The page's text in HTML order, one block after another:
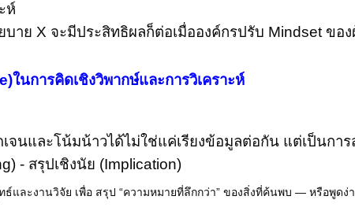
ห์
บาย X จะมีประสิทธิผลก็ต่อเมื่อองค์กรปรับ Mindset ของ
ในการคิดเชิงวิพากษ์และการวิเคราะห์
จนและโน้มน้าวได้ไม่ใช่แค่เรียงข้อมูลต่อกัน แต่เป็นการ
- สรุปเชิงนัย (Implication)
ธ์และงานวิจัย เพื่อ สรุป “ความหมายที่ลึกกว่า” ของสิ่งที่ค้นพบ — หรือพูดง่